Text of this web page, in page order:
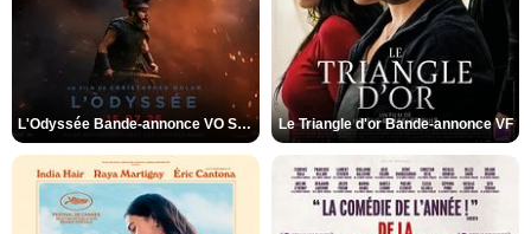
L'Odyssée Bande-annonce VO STFR Le Triangle d'or Bande-annonce VF